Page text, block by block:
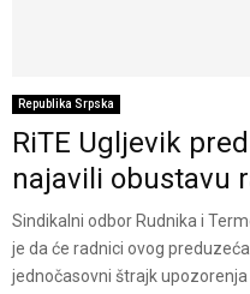
Republika Srpska
RiTE Ugljevik
najavili obustavu
Sindikalni odbor Rudnika i
je da će radnici ovog
jednočasovni štrajk